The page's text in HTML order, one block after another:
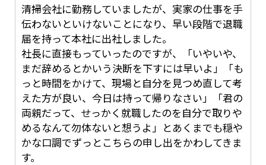
清掃会社に勤務していましたが、実家の仕事を手
伝わないといけないことになり、早い段階で退職
届を持って本社に出社しました。
社長に直接もっていったのですが、「いやいや、
まだ辞めるとかいう決断を下すには早いよ」「も
っと時間をかけて、現場と自分を見つめ直して考
えた方が良い、今日は持って帰りなさい」「君の
両親だって、せっかく就職したのを自分で取りや
めるなんて勿体ないと想うよ」とあくまでも穏や
かな口調でずっとこちらの申し出をかわしてきま
す。